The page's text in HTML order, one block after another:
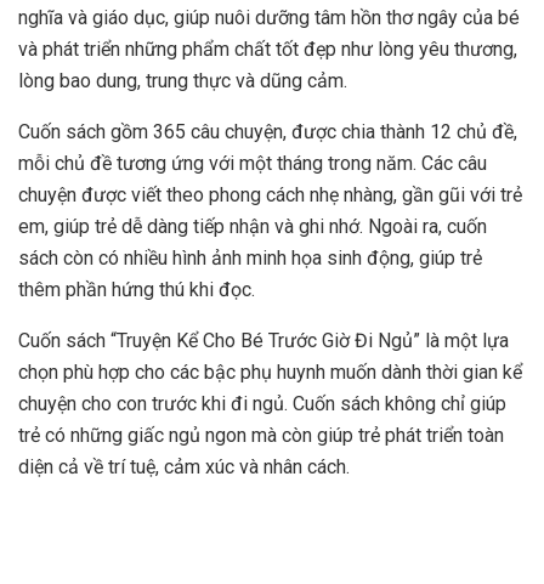
nghĩa và giáo dục, giúp nuôi dưỡng tâm hồn thơ ngây của bé
và phát triển những phẩm chất tốt đẹp như lòng yêu thương,
lòng bao dung, trung thực và dũng cảm.
Cuốn sách gồm 365 câu chuyện, được chia thành 12 chủ đề,
mỗi chủ đề tương ứng với một tháng trong năm. Các câu
chuyện được viết theo phong cách nhẹ nhàng, gần gũi với trẻ
em, giúp trẻ dễ dàng tiếp nhận và ghi nhớ. Ngoài ra, cuốn
sách còn có nhiều hình ảnh minh họa sinh động, giúp trẻ
thêm phần hứng thú khi đọc.
Cuốn sách “Truyện Kể Cho Bé Trước Giờ Đi Ngủ” là một lựa
chọn phù hợp cho các bậc phụ huynh muốn dành thời gian kể
chuyện cho con trước khi đi ngủ. Cuốn sách không chỉ giúp
trẻ có những giấc ngủ ngon mà còn giúp trẻ phát triển toàn
diện cả về trí tuệ, cảm xúc và nhân cách.